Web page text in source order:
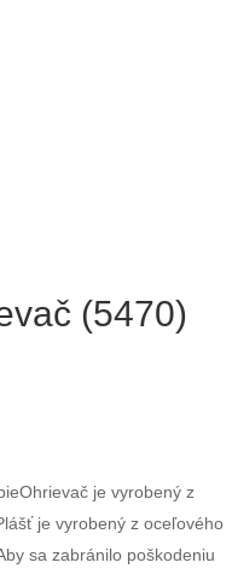
(5470)
je vyrobený z
je vyrobený z oceľového
sa zabránilo poškodeniu